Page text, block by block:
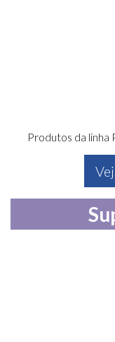
Produtos da linha